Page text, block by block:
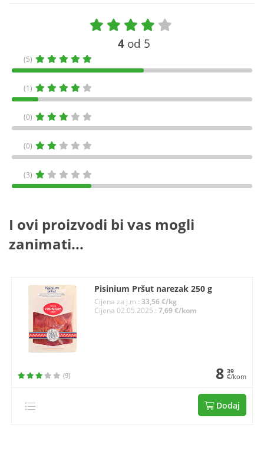
4 od 5
(5)
(1)
(0)
(0)
(3)
I ovi proizvodi bi vas mogli
zanimati...
Pisinium Pršut narezak 250 g
Cijena za j.m.:33,56 €/kg
Cijena 02.05.2025.:7,69 €/kom
(9) 8 39
€/kom
Dodaj